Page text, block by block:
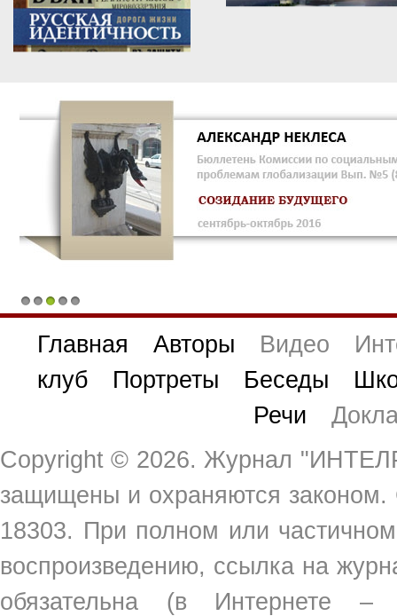
1 2 3 4 5
Главная Авторы Видео
клуб
Портреты Беседы
Речи
Copyright © 2026. Журнал
защищены и охраняются
18303. При полном или
воспроизведению, ссылка на
обязательна (в Интернете